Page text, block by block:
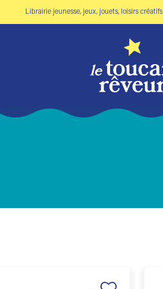
Librairie jeunesse, jeux, jouets, loisirs